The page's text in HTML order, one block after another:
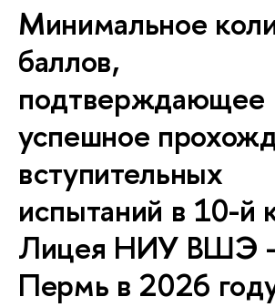
Минимальное
баллов,
подтверждающее
успешное
вступительных
испытаний в 10-й
Лицея НИУ ВШЭ
Пермь в 2026